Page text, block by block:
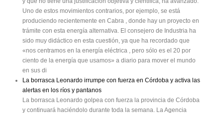
Uno de estos movimientos contrarios, por ejemplo, se está
produciendo recientemente en Cabra , donde hay un proyecto en
trámite con esta energía alternativa. El consejero de Industria ha
sido muy didáctico en esta cuestión, ya que ha recordado que
«nos centramos en la energía eléctrica , pero sólo es el 20 por
ciento de la energía que usamos» a diario para mover el mundo
en sus di
La borrasca Leonardo irrumpe con fuerza en Córdoba y activa las
alertas en los ríos y pantanos
La borrasca Leonardo golpea con fuerza la provincia de Córdoba
y continuará haciéndolo durante toda la semana. La Agencia